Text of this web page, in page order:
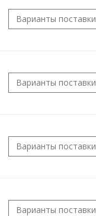
Варианты поставки
Варианты поставки
Варианты поставки
Варианты поставки